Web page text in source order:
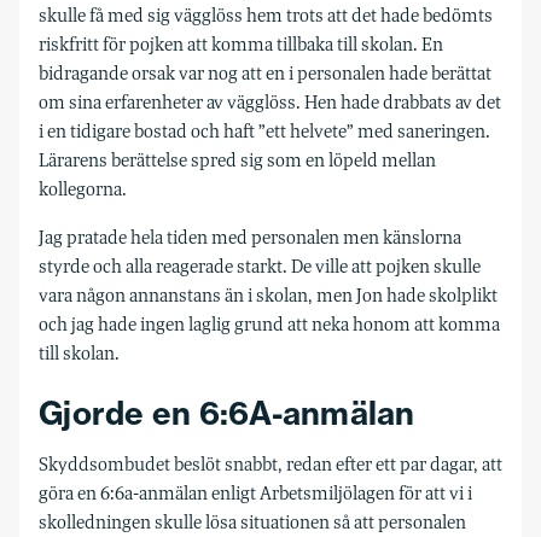
skulle få med sig vägglöss hem trots att det hade bedömts
riskfritt för pojken att komma tillbaka till skolan. En
bidragande orsak var nog att en i personalen hade berättat
om sina erfarenheter av vägglöss. Hen hade drabbats av det
i en tidigare bostad och haft ”ett helvete” med saneringen.
Lärarens berättelse spred sig som en löpeld mellan
kollegorna.
Jag pratade hela tiden med personalen men känslorna
styrde och alla reagerade starkt. De ville att pojken skulle
vara någon annanstans än i skolan, men Jon hade skolplikt
och jag hade ingen laglig grund att neka honom att komma
till skolan.
Gjorde en 6:6A-anmälan
Skyddsombudet beslöt snabbt, redan efter ett par dagar, att
göra en 6:6a-anmälan enligt Arbetsmiljölagen för att vi i
skolledningen skulle lösa situationen så att personalen